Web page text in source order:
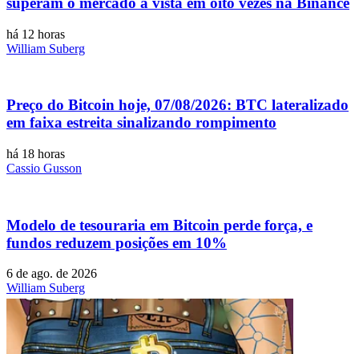
há 12 horas
William Suberg
Preço do Bitcoin hoje, 07/08/2026: BTC lateralizado
em faixa estreita sinalizando rompimento
há 18 horas
Cassio Gusson
Modelo de tesouraria em Bitcoin perde força, e
fundos reduzem posições em 10%
6 de ago. de 2026
William Suberg